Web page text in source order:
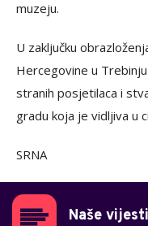
muzeju.
U zaključku
Hercegovine u
stranih posjetilaca i
gradu koja je vidljiva u
SRNA
Naše